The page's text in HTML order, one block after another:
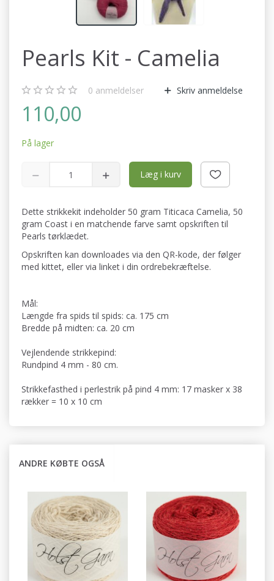
Pearls Kit - Camelia
0 anmeldelser Skriv anmeldelse
110,00
På lager
Læg i kurv
Dette strikkekit indeholder 50 gram Titicaca Camelia, 50
gram Coast i en matchende farve samt opskriften til
Pearls tørklædet.
Opskriften kan downloades via den QR-kode, der følger
med kittet, eller via linket i din ordrebekræftelse.
Mål:
Længde fra spids til spids: ca. 175 cm
Bredde på midten: ca. 20 cm
Vejlendende strikkepind:
Rundpind 4 mm - 80 cm.
Strikkefasthed i perlestrik på pind 4 mm: 17 masker x 38
rækker = 10 x 10 cm
ANDRE KØBTE OGSÅ